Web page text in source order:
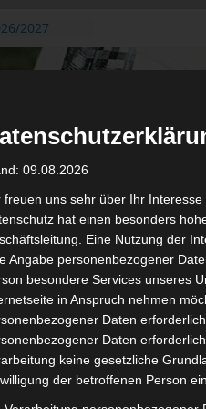
2027
August
aus der
der ersten 15
2027 –
20.
AS Soliman
zu
09.08.2026
freuen uns sehr über Ihr Interesse
hat einen besonders
Eine Nutzung der
Angabe personenbezogener
besondere Services unseres
in Anspruch nehmen
Daten
Daten
keine gesetzliche
der betroffenen Person ein.